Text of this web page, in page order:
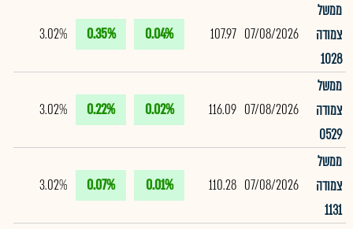
ממשל
צמודה
1028
07/08/2026
107.97
0.04%
0.35%
3.02%
ממשל
צמודה
0529
07/08/2026
116.09
0.02%
0.22%
3.02%
ממשל
צמודה
1131
07/08/2026
110.28
0.01%
0.07%
3.02%